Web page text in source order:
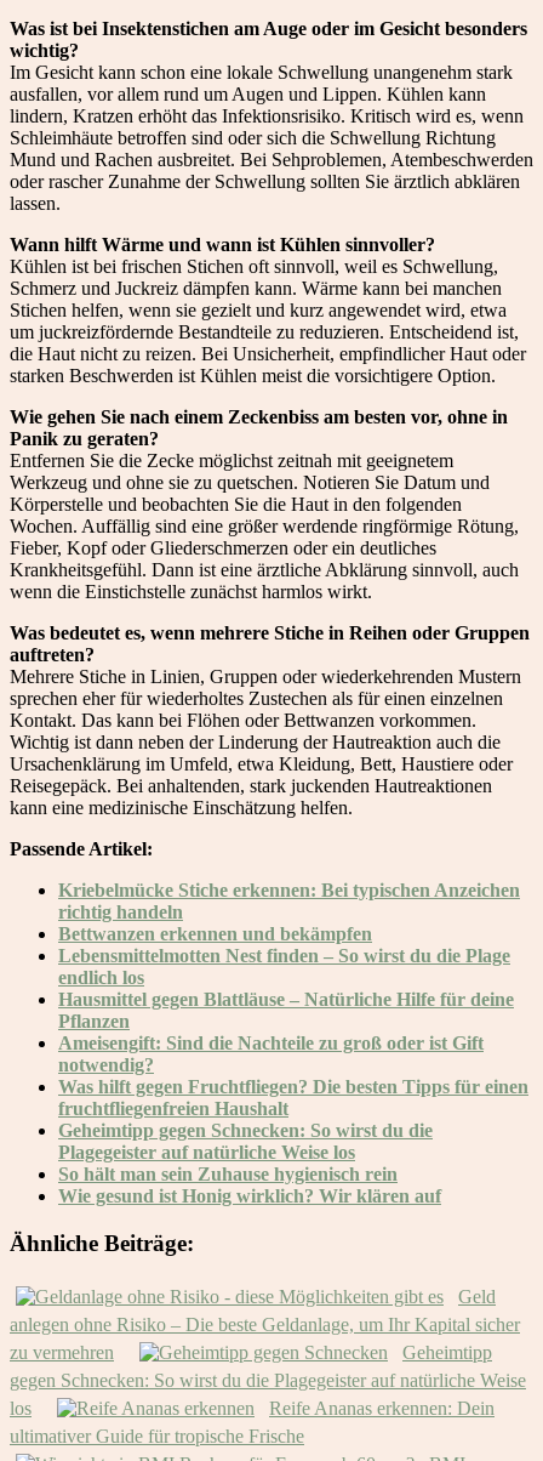
Was ist bei Insektenstichen am Auge oder im Gesicht besonders
wichtig?
Im Gesicht kann schon eine lokale Schwellung unangenehm stark
ausfallen, vor allem rund um Augen und Lippen. Kühlen kann
lindern, Kratzen erhöht das Infektionsrisiko. Kritisch wird es, wenn
Schleimhäute betroffen sind oder sich die Schwellung Richtung
Mund und Rachen ausbreitet. Bei Sehproblemen, Atembeschwerden
oder rascher Zunahme der Schwellung sollten Sie ärztlich abklären
lassen.
Wann hilft Wärme und wann ist Kühlen sinnvoller?
Kühlen ist bei frischen Stichen oft sinnvoll, weil es Schwellung,
Schmerz und Juckreiz dämpfen kann. Wärme kann bei manchen
Stichen helfen, wenn sie gezielt und kurz angewendet wird, etwa
um juckreizfördernde Bestandteile zu reduzieren. Entscheidend ist,
die Haut nicht zu reizen. Bei Unsicherheit, empfindlicher Haut oder
starken Beschwerden ist Kühlen meist die vorsichtigere Option.
Wie gehen Sie nach einem Zeckenbiss am besten vor, ohne in
Panik zu geraten?
Entfernen Sie die Zecke möglichst zeitnah mit geeignetem
Werkzeug und ohne sie zu quetschen. Notieren Sie Datum und
Körperstelle und beobachten Sie die Haut in den folgenden
Wochen. Auffällig sind eine größer werdende ringförmige Rötung,
Fieber, Kopf oder Gliederschmerzen oder ein deutliches
Krankheitsgefühl. Dann ist eine ärztliche Abklärung sinnvoll, auch
wenn die Einstichstelle zunächst harmlos wirkt.
Was bedeutet es, wenn mehrere Stiche in Reihen oder Gruppen
auftreten?
Mehrere Stiche in Linien, Gruppen oder wiederkehrenden Mustern
sprechen eher für wiederholtes Zustechen als für einen einzelnen
Kontakt. Das kann bei Flöhen oder Bettwanzen vorkommen.
Wichtig ist dann neben der Linderung der Hautreaktion auch die
Ursachenklärung im Umfeld, etwa Kleidung, Bett, Haustiere oder
Reisegepäck. Bei anhaltenden, stark juckenden Hautreaktionen
kann eine medizinische Einschätzung helfen.
Passende Artikel:
Kriebelmücke Stiche erkennen: Bei typischen Anzeichen
richtig handeln
Bettwanzen erkennen und bekämpfen
Lebensmittelmotten Nest finden – So wirst du die Plage
endlich los
Hausmittel gegen Blattläuse – Natürliche Hilfe für deine
Pflanzen
Ameisengift: Sind die Nachteile zu groß oder ist Gift
notwendig?
Was hilft gegen Fruchtfliegen? Die besten Tipps für einen
fruchtfliegenfreien Haushalt
Geheimtipp gegen Schnecken: So wirst du die
Plagegeister auf natürliche Weise los
So hält man sein Zuhause hygienisch rein
Wie gesund ist Honig wirklich? Wir klären auf
Ähnliche Beiträge:
Geld
anlegen ohne Risiko – Die beste Geldanlage, um Ihr Kapital sicher
zu vermehren
Geheimtipp
gegen Schnecken: So wirst du die Plagegeister auf natürliche Weise
los
Reife Ananas erkennen: Dein
ultimativer Guide für tropische Frische